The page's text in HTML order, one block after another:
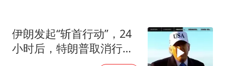
今日立秋你咬秋了吗
东方之约 相约未来
伊朗发起“斩首行动”，24
小时后，特朗普取消行